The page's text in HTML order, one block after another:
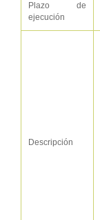
Plazo de
ejecución
Descripción